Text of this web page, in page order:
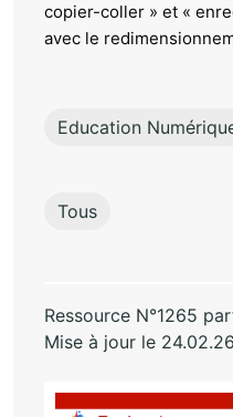
copier-coller » et «
avec le
Education
Tous
Ressource N°1265
Mise à jour le